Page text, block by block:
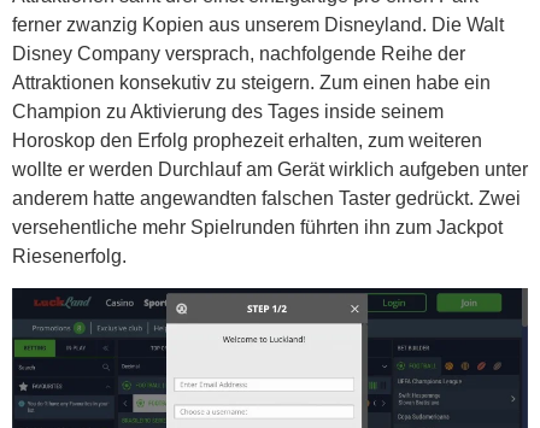
ferner zwanzig Kopien aus unserem Disneyland. Die Walt
Disney Company versprach, nachfolgende Reihe der
Attraktionen konsekutiv zu steigern. Zum einen habe ein
Champion zu Aktivierung des Tages inside seinem
Horoskop den Erfolg prophezeit erhalten, zum weiteren
wollte er werden Durchlauf am Gerät wirklich aufgeben unter
anderem hatte angewandten falschen Taster gedrückt. Zwei
versehentliche mehr Spielrunden führten ihn zum Jackpot
Riesenerfolg.